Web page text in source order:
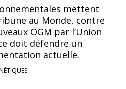
mettent
au Monde, contre
OGM par l’Union
doit défendre un
actuelle.